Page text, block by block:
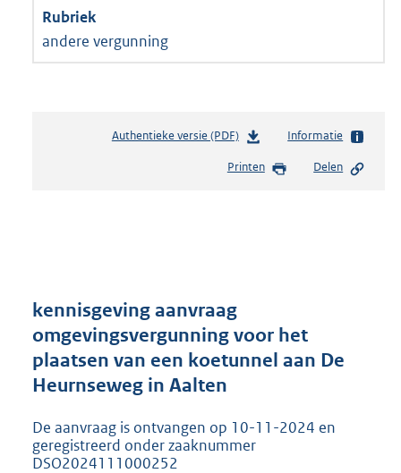
andere vergunning
Authentieke versie (PDF)b
s
o
t
2
0
Informatie
Printen Delen
kennisgeving aanvraag
omgevingsvergunning voor het
plaatsen van een koetunnel aan De
Heurnseweg in Aalten
De aanvraag is ontvangen op 10-11-2024 en
geregistreerd onder zaaknummer
DSO2024111000252